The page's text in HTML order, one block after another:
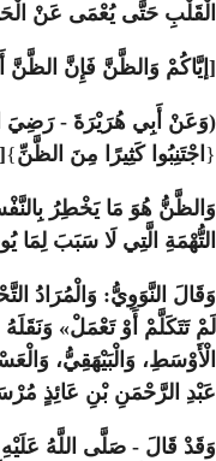
الْقَلْبِ حَتَّى يُعْمَى عَنْ
[إيَّاكُمْ وَالظَّنَّ فَإِنَّ
(وَعَنْ أَبِي هُرَيْرَةَ - رَضِيَ
{ اجْتَنِبُوا كَثِيرًا مِنَ الظَّنِّ}
وَالظَّنُّ هُوَ مَا يَخْطِرُ
التُّهْمَةِ الَّتِي لَا سَبَبَ
وَقَالَ النَّوَوِيُّ: وَالْمُرَادُ
لَمْ تَتَكَلَّمْ أَوْ تَعْمَلْ»
الْأَوْسَطِ، وَالْبَيْهَقِيُّ،
عَبْدِ الرَّحْمَنِ بْنِ عَائِذٍ
وَقَدْ قَالَ - صَلَّى اللَّهُ